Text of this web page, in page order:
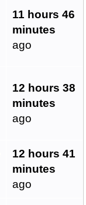
11 hours 46
minutes
ago
12 hours 38
minutes
ago
12 hours 41
minutes
ago